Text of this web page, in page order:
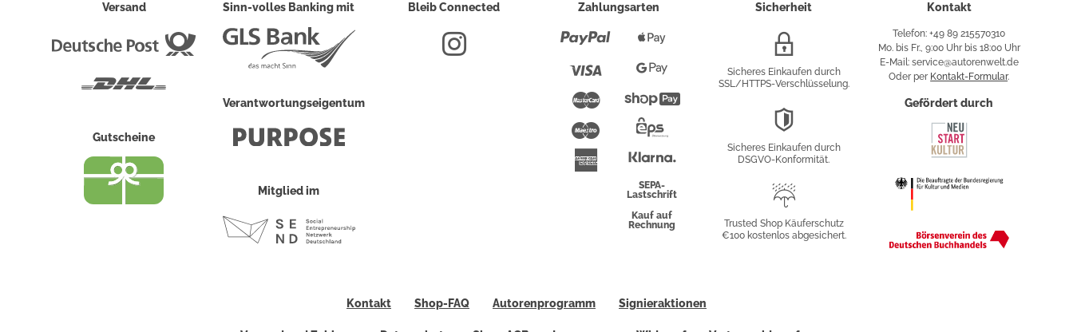
Versand
Deutsche
Gutscheine
Sinn-volles Banking mit
Verantwortungseigentum
Mitglied im
Bleib Connected Zahlungsarten
Paypal
Mastercard
Maestro
American
Express
Pay
PayShopify
Überweisung
SEPA-
Lastschrift
Kauf auf
Rechnung
Sicherheit
Verschlüsselung
Sicheres Einkaufen durch
SSL/HTTPS-Verschlüsselung.
Sicheres Einkaufen durch
DSGVO-Konformität.
Käuferschutz
Trusted Shop Käuferschutz
€100 kostenlos abgesichert.
Kontakt
Telefon: +49 89 215570310
Mo. bis Fr., 9:00 Uhr bis 18:00 Uhr
E-Mail: service@autorenwelt.de
Oder per Kontakt-Formular.
Gefördert durch
Kontakt Shop-FAQ Autorenprogramm Signieraktionen